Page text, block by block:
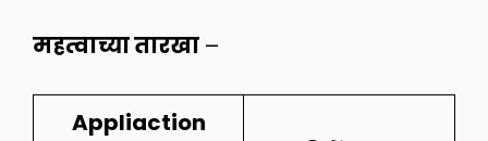
महत्वाच्या तारखा –
Appliaction